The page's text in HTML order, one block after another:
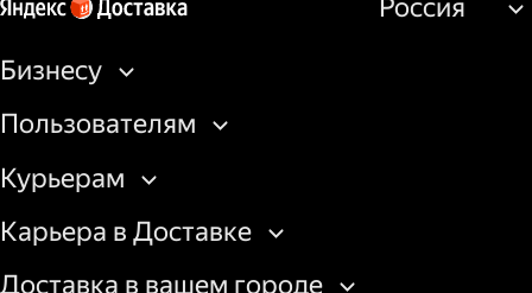
Пеший курьер
Россия
Бизнесу
Пользователям
Курьерам
Карьера в Доставке
Доставка в вашем городе